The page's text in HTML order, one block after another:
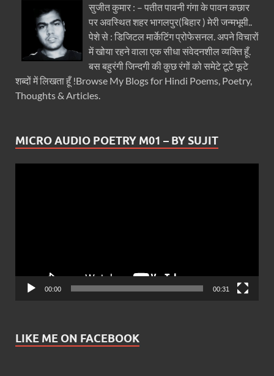
सुजीत कुमार : – पतीत पावनी गंगा के पावन कछार
पर अवस्थित शहर भागलपुर(बिहार ) मेरी जन्मभूमी..
पेशे से : डिजिटल मार्केटिंग प्रोफेसनल. अपने विचारों
में खोया रहने वाला एक सीधा संवेदनशील व्यक्ति हूँ.
बस बहुरंगी जिन्दगी की कुछ रंगों को समेटे टूटे फूटे
शब्दों में लिखता हूँ !Browse My Blogs for Hindi Poems, Poetry,
Thoughts & Articles.
MICRO AUDIO POETRY M01 – BY SUJIT
00:00 00:31
LIKE ME ON FACEBOOK